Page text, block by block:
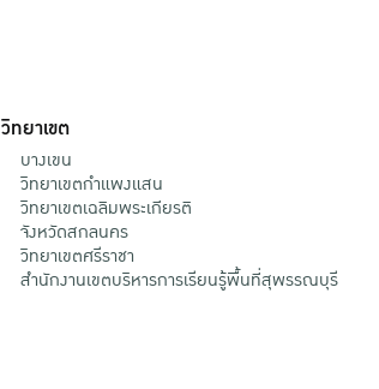
วิทยาเขต
บางเขน
วิทยาเขตกําแพงแสน
วิทยาเขตเฉลิมพระเกียรติ
จังหวัดสกลนคร
วิทยาเขตศรีราชา
สำนักงานเขตบริหารการเรียนรู้พื้นที่สุพรรณบุรี